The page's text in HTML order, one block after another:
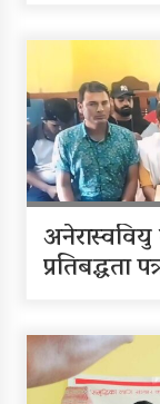
अनेरास्ववियु
प्रतिबद्धता